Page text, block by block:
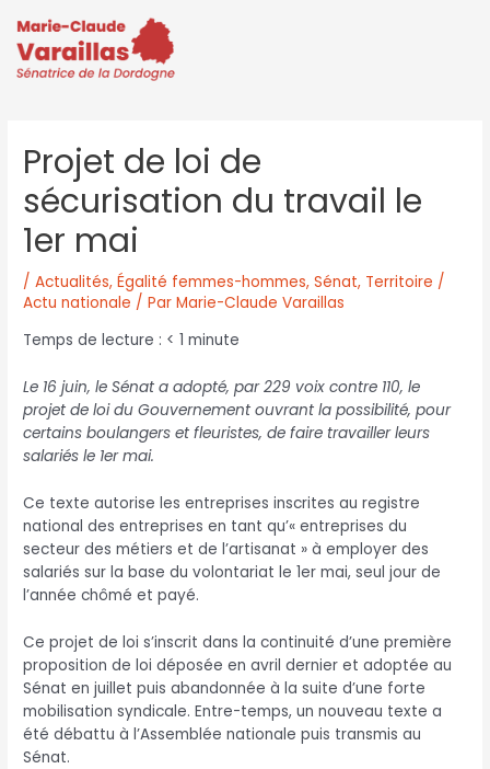
Projet de loi de
sécurisation du travail le
1er mai
/Actualités,Égalité femmes-hommes,Sénat, Territoire /
Actu nationale / ParMarie-Claude Varaillas
Temps de lecture : < 1 minute
Le 16 juin, le Sénat a adopté, par 229 voix contre 110, le
projet de loi du Gouvernement ouvrant la possibilité, pour
certains boulangers et fleuristes, de faire travailler leurs
salariés le 1er mai.
Ce texte autorise les entreprises inscrites au registre
national des entreprises en tant qu’« entreprises du
secteur des métiers et de l’artisanat » à employer des
salariés sur la base du volontariat le 1er mai, seul jour de
l’année chômé et payé.
Ce projet de loi s’inscrit dans la continuité d’une première
proposition de loi déposée en avril dernier et adoptée au
Sénat en juillet puis abandonnée à la suite d’une forte
mobilisation syndicale. Entre-temps, un nouveau texte a
été débattu à l’Assemblée nationale puis transmis au
Sénat.